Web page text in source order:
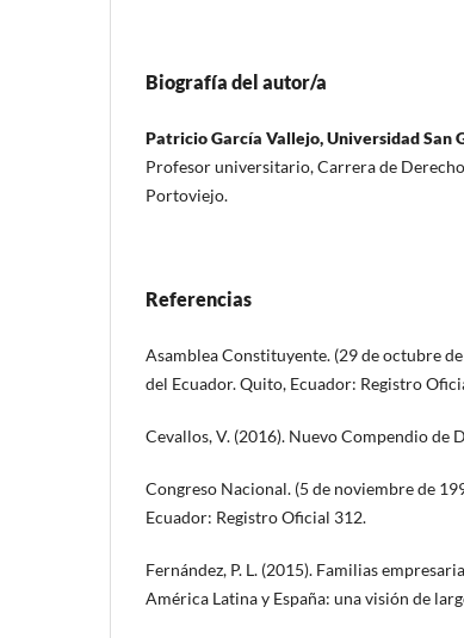
Biografía del autor/a
Patricio García Vallejo, Universidad San
Profesor universitario, Carrera de
Portoviejo.
Referencias
Asamblea Constituyente. (29 de octubre
del Ecuador. Quito, Ecuador: Registro
Cevallos, V. (2016). Nuevo Compendio de
Congreso Nacional. (5 de noviembre de
Ecuador: Registro Oficial 312.
Fernández, P. L. (2015). Familias
América Latina y España: una visión de